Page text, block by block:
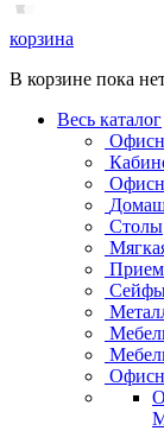
корзина
В корзине пока
Весь каталог
Столы